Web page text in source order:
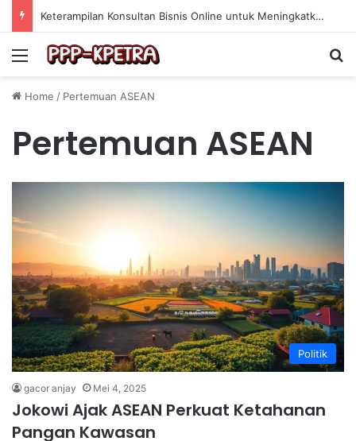
Keterampilan Konsultan Bisnis Online untuk Meningkatkan Pendapatan Berdasarkan Pengalaman Praktis
Menu
Home / Pertemuan ASEAN
Pertemuan ASEAN
Politik
gacor anjay Mei 4, 2025
Jokowi Ajak ASEAN Perkuat Ketahanan
Pangan Kawasan